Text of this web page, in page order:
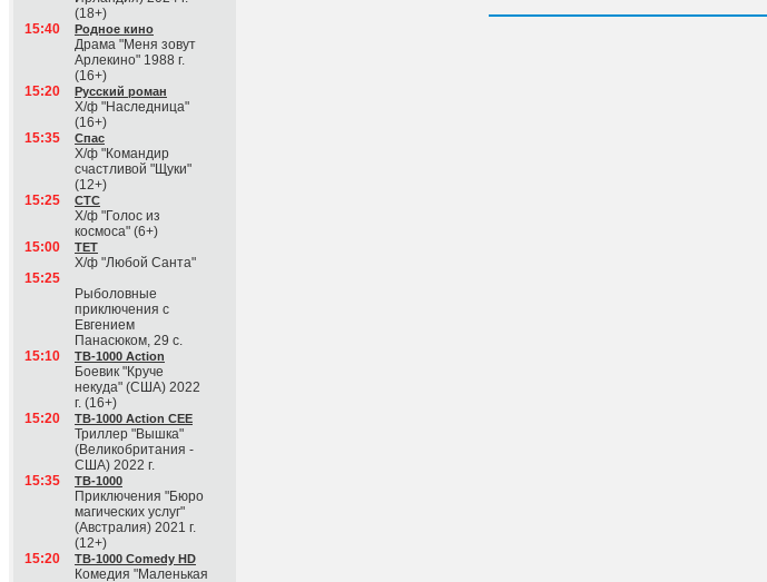
(18+)
15:40
Родное кино
Драма "Меня зовут
Арлекино" 1988 г.
(16+)
15:20
Русский роман
Х/ф "Наследница"
(16+)
15:35
Спас
Х/ф "Командир
счастливой "Щуки"
(12+)
15:25
СТС
Х/ф "Голос из
космоса" (6+)
15:00
ТЕТ
Х/ф "Любой Санта"
15:25
Рыболовные
приключения с
Евгением
Панасюком, 29 с.
15:10
ТВ-1000 Action
Боевик "Круче
некуда" (США) 2022
г. (16+)
15:20
ТВ-1000 Action CEE
Триллер "Вышка"
(Великобритания -
США) 2022 г.
15:35
ТВ-1000
Приключения "Бюро
магических услуг"
(Австралия) 2021 г.
(12+)
15:20
ТВ-1000 Comedy HD
Комедия "Маленькая